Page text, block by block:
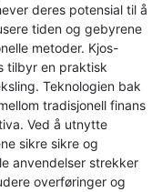
deres potensial til å
tiden og gebyrene
metoder. Kjos-
tilbyr en praktisk
Teknologien bak
tradisjonell finans
Ved å utnytte
sikre sikre og
anvendelser strekker
overføringer og